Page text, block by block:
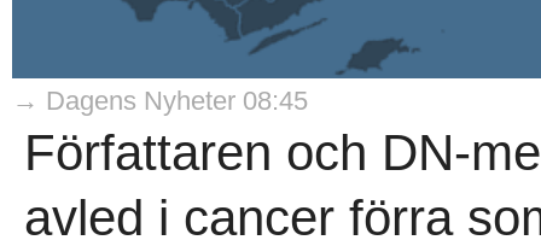
→ Dagens Nyheter 08:45
Författaren och DN-
avled i cancer förra